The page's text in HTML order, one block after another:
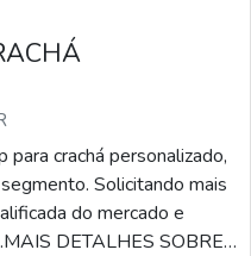
crachá personalizado,
Solicitando mais
do mercado e
DETALHES SOBRE